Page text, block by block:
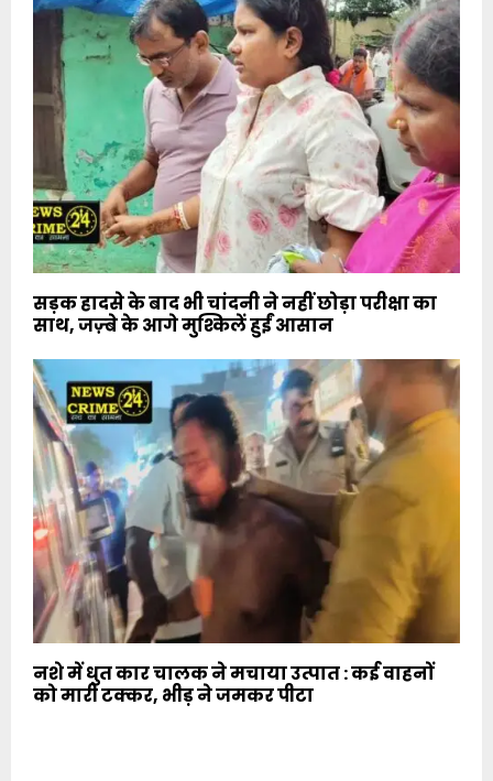
सड़क हादसे के बाद भी चांदनी ने नहीं छोड़ा परीक्षा का
साथ, जज़्बे के आगे मुश्किलें हुईं आसान
नशे में धुत कार चालक ने मचाया उत्पात : कई वाहनों
को मारी टक्कर, भीड़ ने जमकर पीटा